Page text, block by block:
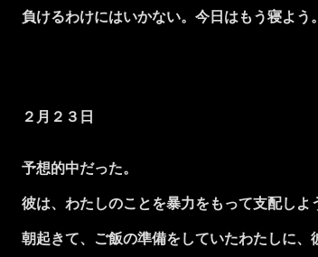
負けるわけにはいかない。今日はもう寝よう。
２月２３日
予想的中だった。
彼は、わたしのことを暴力をもって支配しよ
朝起きて、ご飯の準備をしていたわたしに、